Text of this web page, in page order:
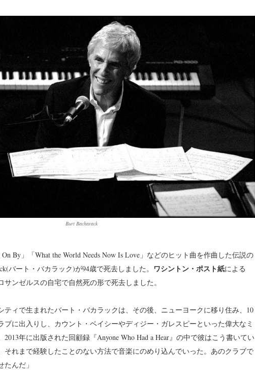
Burt Bacharack
On By」「What the World Needs Now Is Love」などのヒット曲を作曲した伝説の
バート・バカラック)が94歳で死去しました。
ワシントン・ポスト紙による
ンゼルスの自宅で自然死の形で死去しました。
ティで生まれたバート・バカラックは、その後、ニューヨークに移り住み、10
ブに出入りし、カウント・ベイシーやディジー・ガレスピーといった偉大なミ
年に出版された回顧録『Anyone Who Had a Hear』の中で彼はこう書いてい
それまで経験したことのない方法で音楽にのめり込んでいった。あのクラブで
んだ」